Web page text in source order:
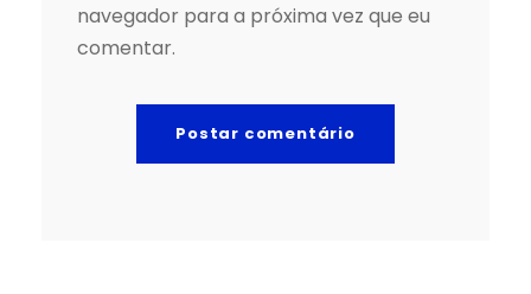
navegador para a próxima vez que eu
comentar.